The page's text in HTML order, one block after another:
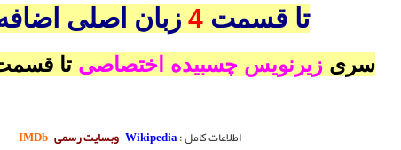
تا قسمت 4 زبان اصلی
سریزیرنویس چسبیده اختصاصی تا
اطلاعات کامل :Wikipedia
|وبسایت رسمی|
IMDb